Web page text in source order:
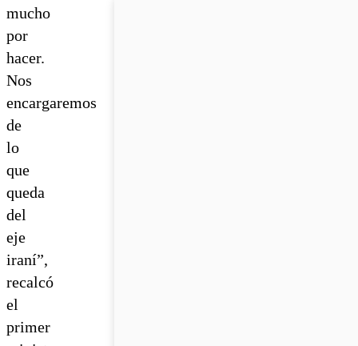
mucho
por
hacer.
Nos
encargaremos
de
lo
que
queda
del
eje
iraní”,
recalcó
el
primer